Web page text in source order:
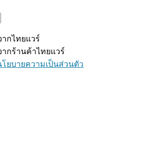
กไทยแวร์
กร้านค้าไทยแวร์
โยบายความเป็นส่วนตัว